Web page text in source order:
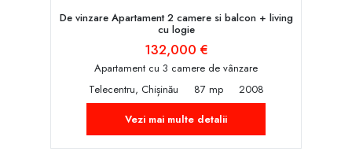
De vinzare Apartament 2 camere si balcon + living
cu logie
132,000 €
Apartament cu 3 camere de vânzare
Telecentru, Chișinău
87 mp
2008
Vezi mai multe detalii